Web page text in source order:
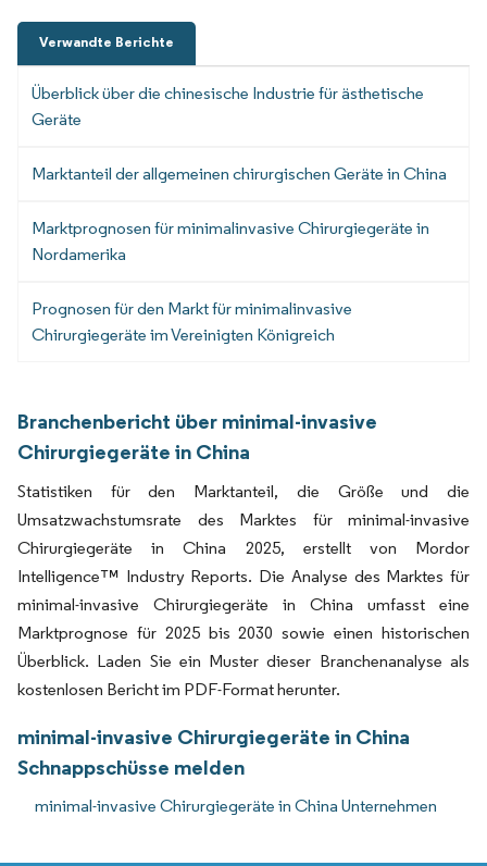
Verwandte Berichte
Überblick über die chinesische Industrie für ästhetische
Geräte
Marktanteil der allgemeinen chirurgischen Geräte in China
Marktprognosen für minimalinvasive Chirurgiegeräte in
Nordamerika
Prognosen für den Markt für minimalinvasive
Chirurgiegeräte im Vereinigten Königreich
Branchenbericht über minimal-invasive
Chirurgiegeräte in China
Statistiken für den Marktanteil, die Größe und die
Umsatzwachstumsrate des Marktes für minimal-invasive
Chirurgiegeräte in China 2025, erstellt von Mordor
Intelligence™ Industry Reports. Die Analyse des Marktes für
minimal-invasive Chirurgiegeräte in China umfasst eine
Marktprognose für 2025 bis 2030 sowie einen historischen
Überblick. Laden Sie ein Muster dieser Branchenanalyse als
kostenlosen Bericht im PDF-Format herunter.
minimal-invasive Chirurgiegeräte in China
Schnappschüsse melden
minimal-invasive Chirurgiegeräte in China Unternehmen